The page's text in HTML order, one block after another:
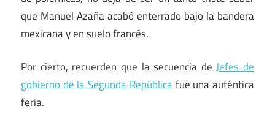
que Manuel Azaña acabó enterrado bajo la bandera
mexicana y en suelo francés.
Por cierto, recuerden que la secuencia deJefes de
gobierno de la Segunda Repúblicafue una auténtica
feria.